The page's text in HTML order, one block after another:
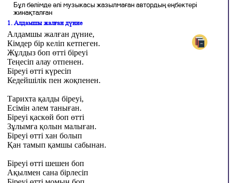
Бұл бөлімде әлі музыкасы жазылмаған автордың еңбектері
жинақталған
1. Алдамшы жалған дүние
Алдамшы жалған дүние,
Кімдер бір келіп кетпеген.
Жұлдыз боп өтті біреуі
Теңесіп алау отпенен.
Біреуі өтті күресіп
Кедейшілік пен жоқпенен.
Тарихта қалды біреуі,
Есімін әлем таныған.
Біреуі қаскөй боп өтті
Зұлымға қолын малыған.
Біреуі өтті хан болып
Қан тамып қамшы сабынан.
Біреуі өтті шешен боп
Ақылмен сана бірлесіп